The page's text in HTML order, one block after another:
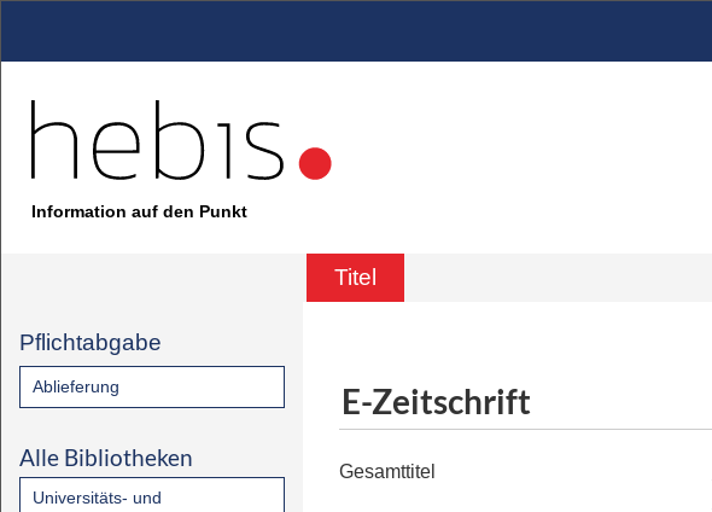
Information auf den Punkt
Titel
Pflichtabgabe
Ablieferung
Alle Bibliotheken
Universitäts- und
E-Zeitschrift
Gesamttitel